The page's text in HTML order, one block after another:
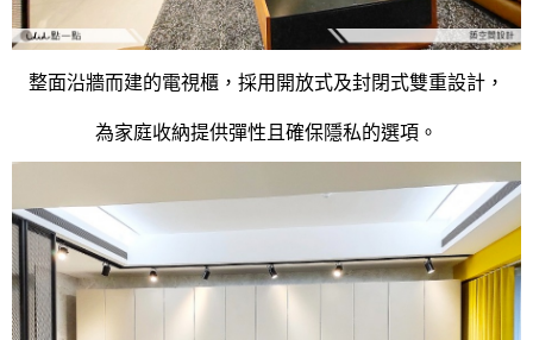
整面沿牆而建的電視櫃，採用開放式及封閉式雙重設計，
為家庭收納提供彈性且確保隱私的選項。
日式
中式